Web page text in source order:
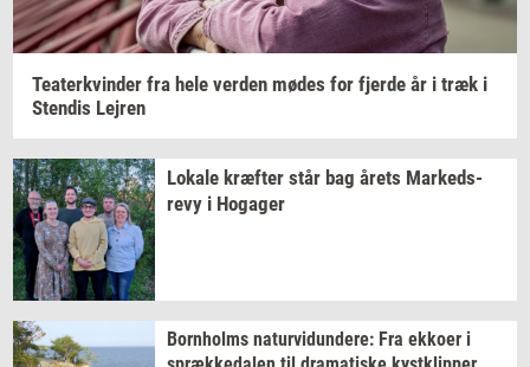
Te­a­ter­kvin­der fra hele ver­den mødes for fjer­de år i træk i
Sten­dis Lej­ren
Lo­ka­le kræf­ter står bag årets Mar­keds­
revy i Ho­ga­ger
Born­holms na­tur­vi­dun­de­re: Fra ek­ko­er i